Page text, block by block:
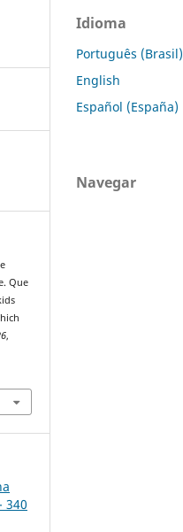
Que
,
340
Idioma
Português (Brasil)
English
Español (España)
Navegar